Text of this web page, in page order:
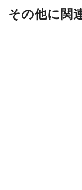
その他に関